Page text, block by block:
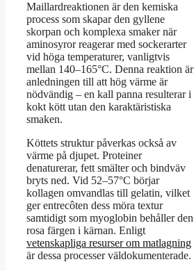
Maillardreaktionen är den kemiska
process som skapar den gyllene
skorpan och komplexa smaker när
aminosyror reagerar med sockerarter
vid höga temperaturer, vanligtvis
mellan 140–165°C. Denna reaktion är
anledningen till att hög värme är
nödvändig – en kall panna resulterar i
kokt kött utan den karaktäristiska
smaken.
Köttets struktur påverkas också av
värme på djupet. Proteiner
denaturerar, fett smälter och bindväv
bryts ned. Vid 52–57°C börjar
kollagen omvandlas till gelatin, vilket
ger entrecôten dess möra textur
samtidigt som myoglobin behåller den
rosa färgen i kärnan. Enligt
vetenskapliga resurser om matlagning
är dessa processer väldokumenterade.